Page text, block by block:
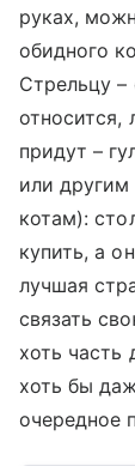
руках,
обидного
Стрельцу –
относится,
придут –
или
котам):
купить, а
лучшая
связать
хоть часть
хоть бы
очередное